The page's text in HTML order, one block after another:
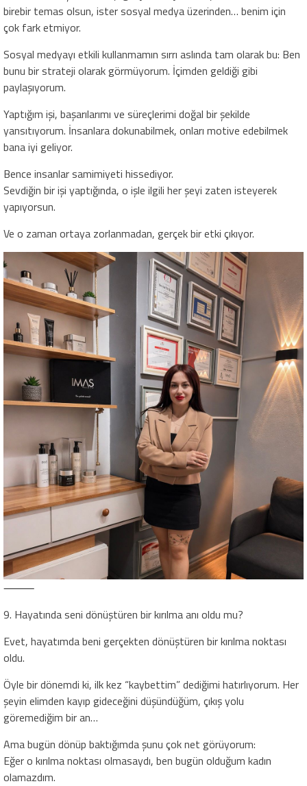
birebir temas olsun, ister sosyal medya üzerinden… benim için
çok fark etmiyor.
Sosyal medyayı etkili kullanmamın sırrı aslında tam olarak bu: Ben
bunu bir strateji olarak görmüyorum. İçimden geldiği gibi
paylaşıyorum.
Yaptığım işi, başarılarımı ve süreçlerimi doğal bir şekilde
yansıtıyorum. İnsanlara dokunabilmek, onları motive edebilmek
bana iyi geliyor.
Bence insanlar samimiyeti hissediyor.
Sevdiğin bir işi yaptığında, o işle ilgili her şeyi zaten isteyerek
yapıyorsun.
Ve o zaman ortaya zorlanmadan, gerçek bir etki çıkıyor.
⸻
9. Hayatında seni dönüştüren bir kırılma anı oldu mu?
Evet, hayatımda beni gerçekten dönüştüren bir kırılma noktası
oldu.
Öyle bir dönemdi ki, ilk kez “kaybettim” dediğimi hatırlıyorum. Her
şeyin elimden kayıp gideceğini düşündüğüm, çıkış yolu
göremediğim bir an…
Ama bugün dönüp baktığımda şunu çok net görüyorum:
Eğer o kırılma noktası olmasaydı, ben bugün olduğum kadın
olamazdım.